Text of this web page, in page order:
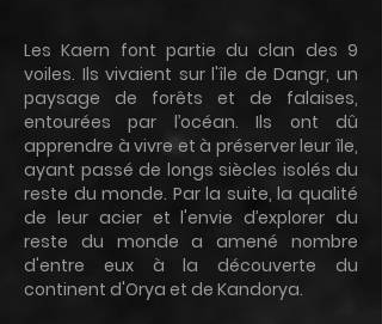
Les Kaern font partie du clan des 9
voiles. Ils vivaient sur l'île de Dangr, un
paysage de forêts et de falaises,
entourées par l’océan. Ils ont dû
apprendre à vivre et à préserver leur île,
ayant passé de longs siècles isolés du
reste du monde. Par la suite, la qualité
de leur acier et l'envie d’explorer du
reste du monde a amené nombre
d'entre eux à la découverte du
continent d'Orya et de Kandorya.